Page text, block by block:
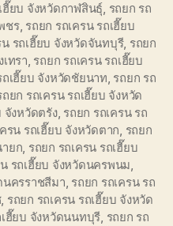
ฮี๊ยบ จังหวัดกาฬสินธุ์, รถยก รถ
ชร, รถยก รถเครน รถเฮี๊ยบ
น รถเฮี๊ยบ จังหวัดจันทบุรี, รถยก
ทรา, รถยก รถเครน รถเฮี๊ยบ
ถเฮี๊ยบ จังหวัดชัยนาท, รถยก รถ
ถยก รถเครน รถเฮี๊ยบ จังหวัด
จังหวัดตรัง, รถยก รถเครน รถ
รน รถเฮี๊ยบ จังหวัดตาก, รถยก
ยก, รถยก รถเครน รถเฮี๊ยบ
รถเฮี๊ยบ จังหวัดนครพนม,
นครราชสีมา, รถยก รถเครน รถ
, รถยก รถเครน รถเฮี๊ยบ จังหวัด
ฮี๊ยบ จังหวัดนนทบุรี, รถยก รถ